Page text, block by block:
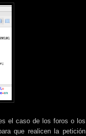
el caso de los foros o los
que realicen la petición